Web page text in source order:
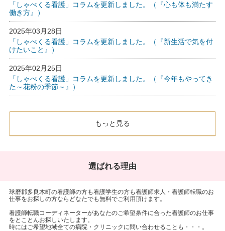
「しゃべくる看護」コラムを更新しました。（『心も体も満たす
働き方』）
2025年03月28日
「しゃべくる看護」コラムを更新しました。（『新生活で気を付
けたいこと』）
2025年02月25日
「しゃべくる看護」コラムを更新しました。（『今年もやってき
た～花粉の季節～』）
もっと見る
選ばれる理由
球磨郡多良木町の看護師の方も看護学生の方も看護師求人・看護師転職のお
仕事をお探しの方ならどなたでも無料でご利用頂けます。
看護師転職コーディネーターがあなたのご希望条件に合った看護師のお仕事
をとことんお探しいたします。
時にはご希望地域全ての病院・クリニックに問い合わせることも・・・。